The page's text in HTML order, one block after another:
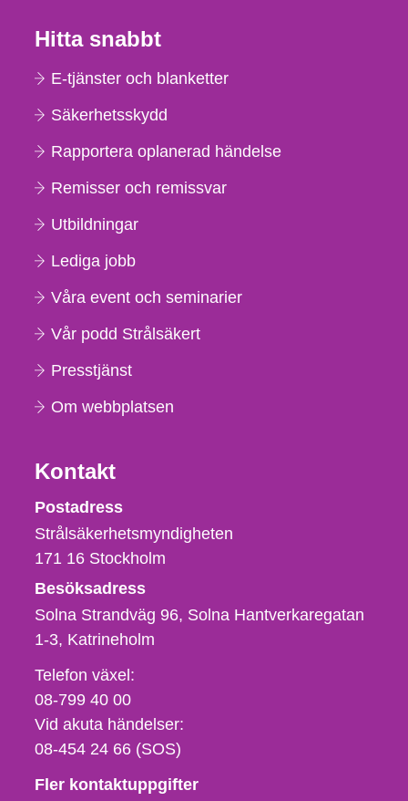
Hitta snabbt
E-tjänster och blanketter
Säkerhetsskydd
Rapportera oplanerad händelse
Remisser och remissvar
Utbildningar
Lediga jobb
Våra event och seminarier
Vår podd Strålsäkert
Presstjänst
Om webbplatsen
Kontakt
Strålsäkerhetsmyndigheten
Postadress
Strålsäkerhetsmyndigheten
171 16 Stockholm
Besöksadress
Solna Strandväg 96, Solna Hantverkaregatan
1-3 Katrineholm
Telefon,
fax
och
e-
Telefon växel:
08-799 40 00
Vid akuta händelser:
08-454 24 66 (SOS)
Fler kontaktuppgifter